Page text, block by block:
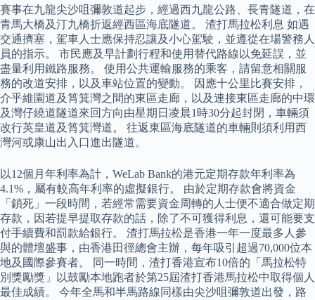
賽事在九龍尖沙咀彌敦道起步，經過西九龍公路、長青隧道，在
青馬大橋及汀九橋折返經西區海底隧道。 渣打馬拉松利息 如遇
交通擠塞，駕車人士應保持忍讓及小心駕駛，並遵從在場警務人
員的指示。 市民應及早計劃行程和使用替代路線以免延誤，並
盡量利用鐵路服務。 使用公共運輸服務的乘客，請留意相關服
務的改道安排，以及車站位置的變動。 因應十公里比賽安排，
介乎維園道及筲箕灣之間的東區走廊，以及連接東區走廊的中環
及灣仔繞道隧道來回方向由星期日凌晨1時30分起封閉，車輛須
改行英皇道及筲箕灣道。 往返東區海底隧道的車輛則須利用西
灣河或康山出入口進出隧道。
以12個月年利率為計，WeLab Bank的港元定期存款年利率為
4.1%，屬有較高年利率的虛擬銀行。 由於定期存款會將資金
「鎖死」一段時間，若經常需要資金周轉的人士便不適合做定期
存款，因若提早提取存款的話，除了不可獲得利息，還可能要支
付手續費和罰款給銀行。 渣打馬拉松是香港一年一度最多人參
與的體壇盛事，由香港田徑總會主辦，每年吸引超過70,000位本
地及國際參賽者。 同一時間，渣打香港宣布10倍的「馬拉松特
別獎勵獎」以鼓勵本地跑者於第25屆渣打香港馬拉松中取得個人
最佳成績。 今年全馬和半馬路線同樣由尖沙咀彌敦道出發，路